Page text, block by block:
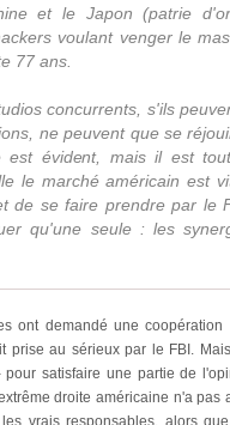
et le Japon (patrie
voulant venger le
77 ans.
concurrents, s'ils
ne peuvent que se
est évident, mais il est
le marché américain est
de se faire prendre par le
qu'une seule : les
ont demandé une
prise au sérieux par le FBI.
satisfaire une partie de
droite américaine n'a pas
vrais responsables, alors